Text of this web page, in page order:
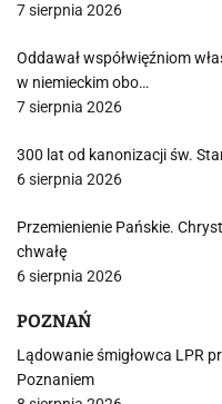
7 sierpnia 2026
Oddawał współwięźniom
w niemieckim obo…
7 sierpnia 2026
300 lat od kanonizacji św.
6 sierpnia 2026
Przemienienie Pańskie.
chwałę
6 sierpnia 2026
POZNAŃ
Lądowanie śmigłowca LPR
Poznaniem